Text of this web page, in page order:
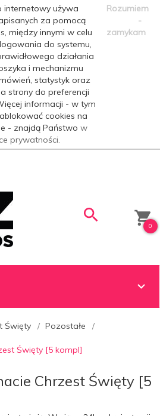
internetowy używa
za pomocą
między innymi w celu
do systemu,
działania
i mechanizmu
statystyk oraz
strony do preferencji
informacji - w tym
cookies na
- znajdą Państwo w
prywatności.
Rozumiem
-
zamykam
0
Święty Pozostałe
Święty [5 kompl]
Chrzest Święty [5